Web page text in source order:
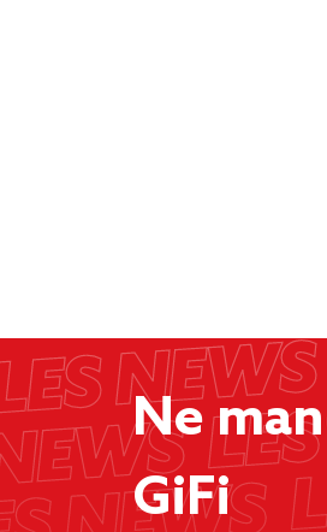
Ne
GiFi